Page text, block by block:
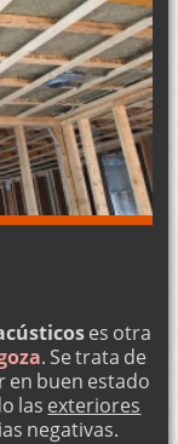
es otra
. Se trata de
buen estado
las exteriores
negativas.